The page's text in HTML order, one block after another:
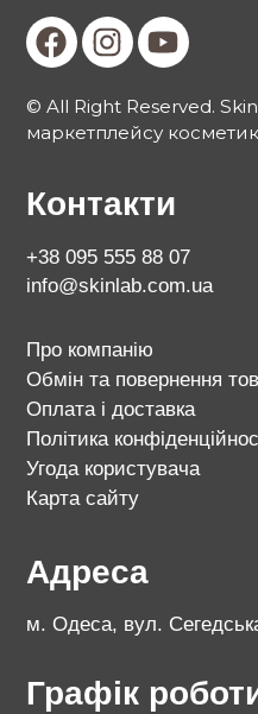
© All Right Reserved.
маркетплейсу
Контакти
+38 095 555 88 07
info@skinlab.com.ua
Про компанію
Обмін та повернення
Оплата і доставка
Політика
Угода користувача
Карта сайту
Адреса
м. Одеса, вул.
Графік